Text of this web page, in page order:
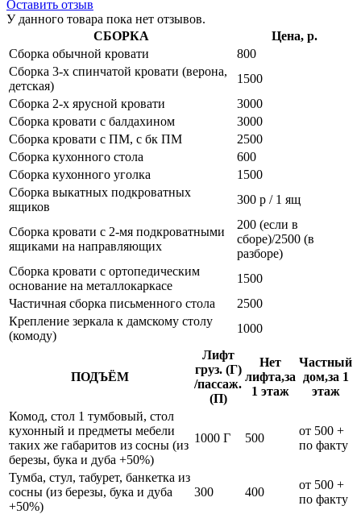
Оставить отзыв
У данного товара пока нет отзывов.
СБОРКА
Цена, р.
Сборка обычной кровати
800
Сборка 3-х спинчатой кровати (верона,
детская)
1500
Сборка 2-х ярусной кровати
3000
Сборка кровати с балдахином
3000
Сборка кровати с ПМ, с бк ПМ
2500
Сборка кухонного стола
600
Сборка кухонного уголка
1500
Сборка выкатных подкроватных
ящиков
300 р / 1 ящ
Сборка кровати с 2-мя подкроватными
ящиками на направляющих
200 (если в
сборе)/2500 (в
разборе)
Сборка кровати с ортопедическим
основание на металлокаркасе
1500
Частичная сборка письменного стола
2500
Крепление зеркала к дамскому столу
(комоду)
1000
ПОДЪЁМ
Лифт
груз. (Г)
/пассаж.
(П)
Нет
лифта,за
1 этаж
Частный
дом,за 1
этаж
Комод, стол 1 тумбовый, стол
кухонный и предметы мебели
таких же габаритов из сосны (из
березы, бука и дуба +50%)
1000 Г 500
от 500 +
по факту
Тумба, стул, табурет, банкетка из
сосны (из березы, бука и дуба
+50%)
300 400
от 500 +
по факту